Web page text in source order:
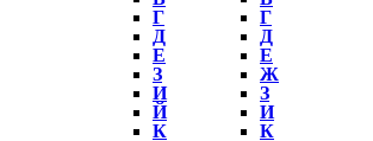
Г
Д
Е
З
И
Й
К
Г
Д
Е
Ж
З
И
К